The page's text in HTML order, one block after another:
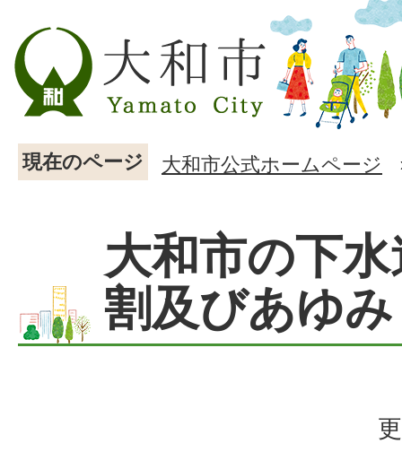
現在のページ 大和市公式ホームページ
大和市の下
割及びあゆみ